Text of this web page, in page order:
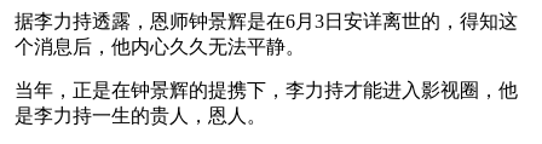
据李力持透露，恩师钟景辉是在6月3日安详离世的，得知这
个消息后，他内心久久无法平静。
当年，正是在钟景辉的提携下，李力持才能进入影视圈，他
是李力持一生的贵人，恩人。